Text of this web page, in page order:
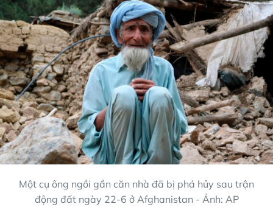
Một cụ ông ngồi gần căn nhà đã bị phá hủy sau trận
động đất ngày 22-6 ở Afghanistan - Ảnh: AP